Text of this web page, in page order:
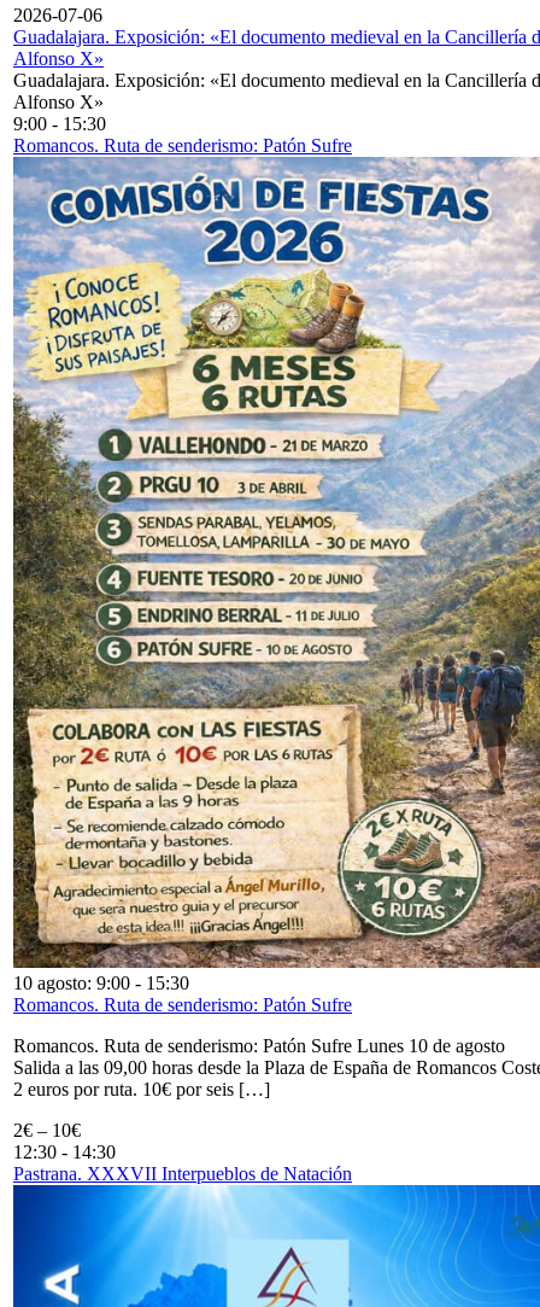
2026-07-06
Guadalajara. Exposición: «El documento medieval en la Cancillería
Alfonso X»
Guadalajara. Exposición: «El documento medieval en la Cancillería
Alfonso X»
9:00 - 15:30
Romancos. Ruta de senderismo: Patón Sufre
10 agosto: 9:00 - 15:30
Romancos. Ruta de senderismo: Patón Sufre
Romancos. Ruta de senderismo: Patón Sufre Lunes 10 de agosto
Salida a las 09,00 horas desde la Plaza de España de Romancos
2 euros por ruta. 10€ por seis […]
2€ – 10€
12:30 - 14:30
Pastrana. XXXVII Interpueblos de Natación